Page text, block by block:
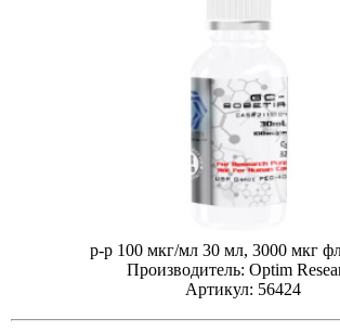
р-р 100 мкг/мл 30 мл, 3000 мкг
Производитель: Optim
Артикул: 56424